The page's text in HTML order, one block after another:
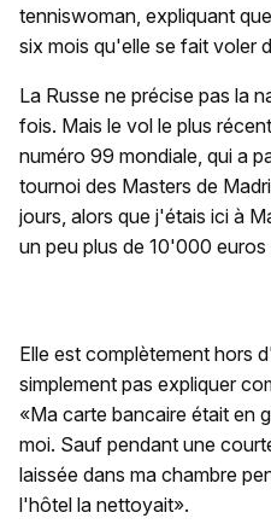
tenniswoman, expliquant
six mois qu'elle se fait voler
La Russe ne précise pas la
fois. Mais le vol le plus
numéro 99 mondiale, qui a
tournoi des Masters de
jours, alors que j'étais ici à
un peu plus de 10'000
Elle est complètement hors
simplement pas expliquer
«Ma carte bancaire était en
moi. Sauf pendant une
laissée dans ma chambre
l'hôtel la nettoyait».